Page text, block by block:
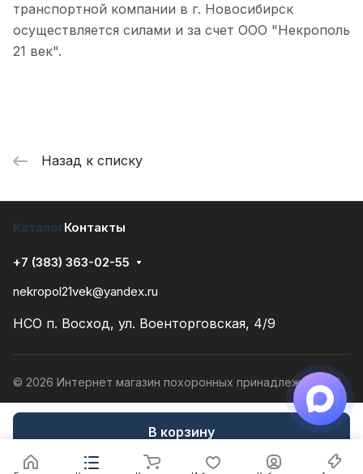
В корзину
транспортной компании в г. Новосибирск
осуществляется силами и за счет ООО "Некрополь
21 век".
Назад к списку
КаталогКонтакты
+7 (383) 363-02-55
nekropol21vek@yandex.ru
НСО п. Восход, ул. Военторговская, 4/9
© 2026 Интернет магазин похоронных принадлежностей
Конфиденциальность Разработано в